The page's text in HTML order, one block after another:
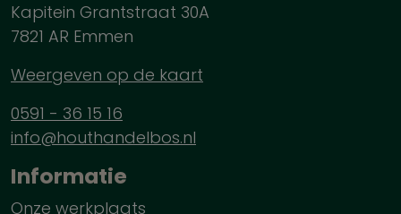
Kapitein Grantstraat 30A
7821 AR Emmen
Weergeven op de kaart
0591 - 36 15 16
info@houthandelbos.nl
Informatie
Onze werkplaats